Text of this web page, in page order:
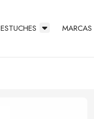
ESTUCHES MARCAS